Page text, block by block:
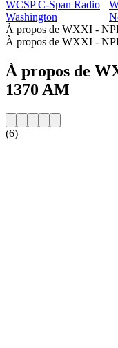
WCSP C-Span Radio
Washington
À propos de WXXI -
À propos de WXXI -
À propos de
1370 AM
(6)